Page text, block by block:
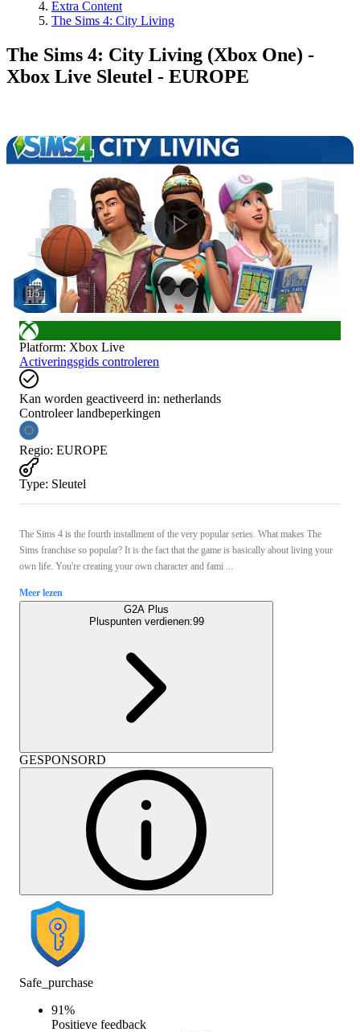
Extra Content
The Sims 4: City Living
The Sims 4: City Living (Xbox One) -
Xbox Live Sleutel - EUROPE
1/5
Platform: Xbox Live
Activeringsgids controleren
Kan worden geactiveerd in: netherlands
Controleer landbeperkingen
Regio: EUROPE
Type: Sleutel
The Sims 4 is the fourth installment of the very popular series. What makes The
Sims franchise so popular? It is the fact that the game is basically about living your
own life. You're creating your own character and fami ...
Meer lezen
G2A Plus
Pluspunten verdienen:99
GESPONSORD
Safe_purchase
91%
Positieve feedback